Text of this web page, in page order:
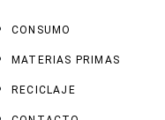
CONSUMO
MATERIAS PRIMAS
RECICLAJE